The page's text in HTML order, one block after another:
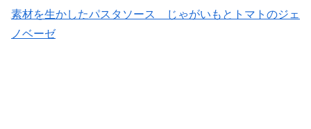
素材を生かしたパスタソース じゃがいもとトマトのジェ
ノベーゼ